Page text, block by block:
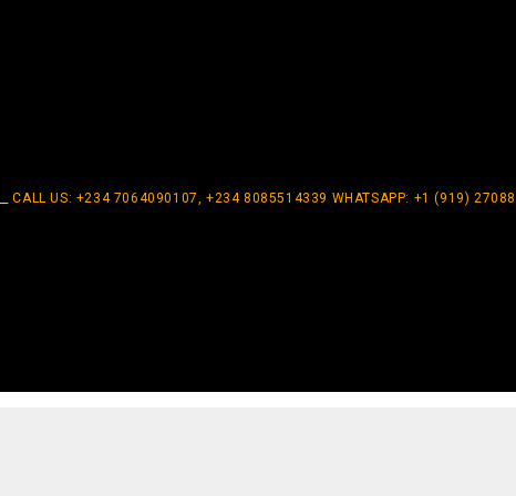
CALL US: +234 7064090107, +234 8085514339 WHATSAPP: +1 (919)